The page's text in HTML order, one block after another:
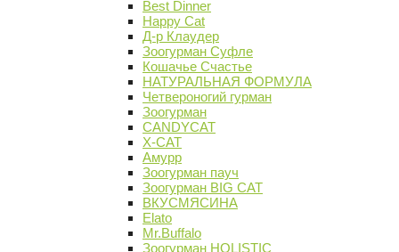
Best Dinner
Happy Cat
Д-р Клаудер
Зоогурман Суфле
Кошачье Счастье
НАТУРАЛЬНАЯ ФОРМУЛА
Четвероногий гурман
Зоогурман
CANDYCAT
X-CAT
Амурр
Зоогурман пауч
Зоогурман BIG CAT
ВКУСМЯСИНА
Elato
Mr.Buffalo
Зоогурман HOLISTIC